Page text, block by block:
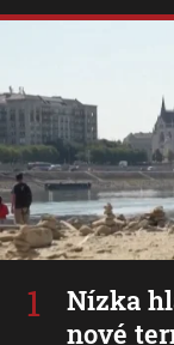
Nízka
nové